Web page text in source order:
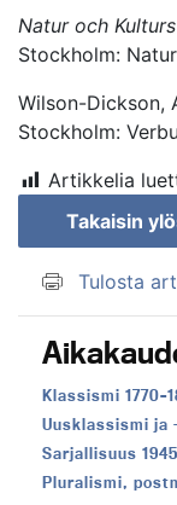
Natur och
Stockholm:
Wilson-Dickson,
Stockholm:
Artikkelia
Takaisin
Tulosta
Aikakausi:
Klassismi
Aikakausi:
Uusklassismi ja
Aikakausi:
Sarjallisuus
Aikakausi:
Pluralismi,